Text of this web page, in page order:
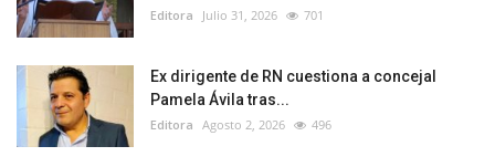
Editora Julio 31, 2026 701
Ex dirigente de RN cuestiona a concejal
Pamela Ávila tras...
Editora Agosto 2, 2026 496